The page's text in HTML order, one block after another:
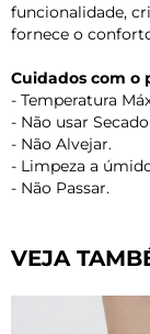
funcionalidade,
fornece o
Cuidados com o
- Temperatura
- Não usar
- Não Alvejar.
- Limpeza a
- Não Passar.
VEJA